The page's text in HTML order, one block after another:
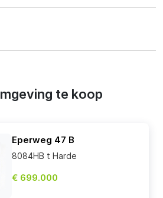
te koop
Eperweg 47 B
8084HB t Harde
€ 699.000